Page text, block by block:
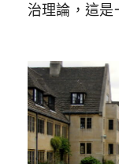
治理論，這是